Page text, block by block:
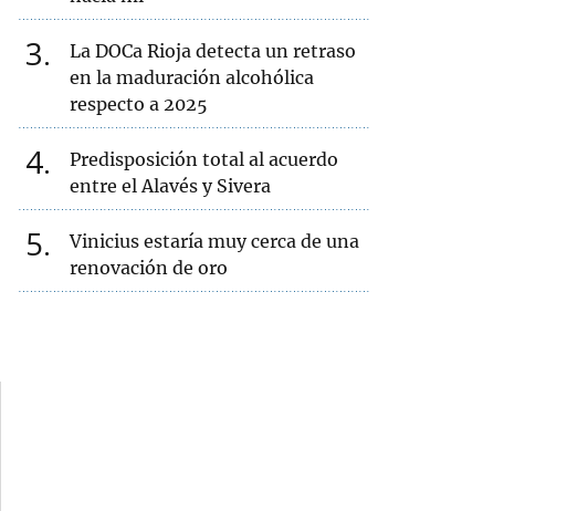
3
La DOCa Rioja detecta un retraso
en la maduración alcohólica
respecto a 2025
4
Predisposición total al acuerdo
entre el Alavés y Sivera
5
Vinicius estaría muy cerca de una
renovación de oro